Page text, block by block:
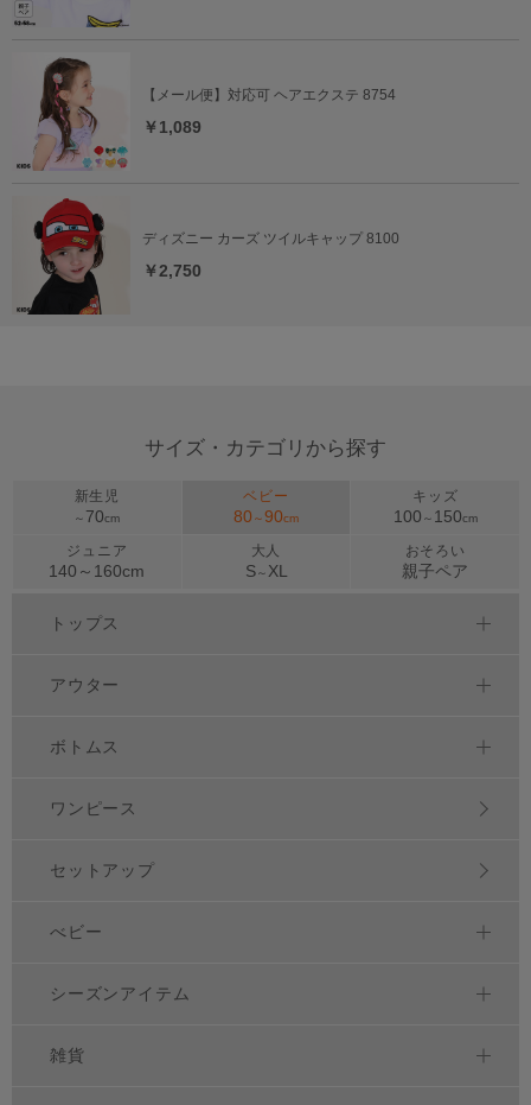
【メール便】対応可 ヘアエクステ 8754
￥1,089
ディズニー カーズ ツイルキャップ 8100
￥2,750
サイズ・カテゴリから探す
新生児
～ 70cm
ベビー
80 ～90cm
キッズ
100 ～ 150cm
ジュニア
140～ 160cm
大人
S～ XL
おそろい
親子ペア
トップス
アウター
ボトムス
ワンピース
セットアップ
べビー
シーズンアイテム
雑貨